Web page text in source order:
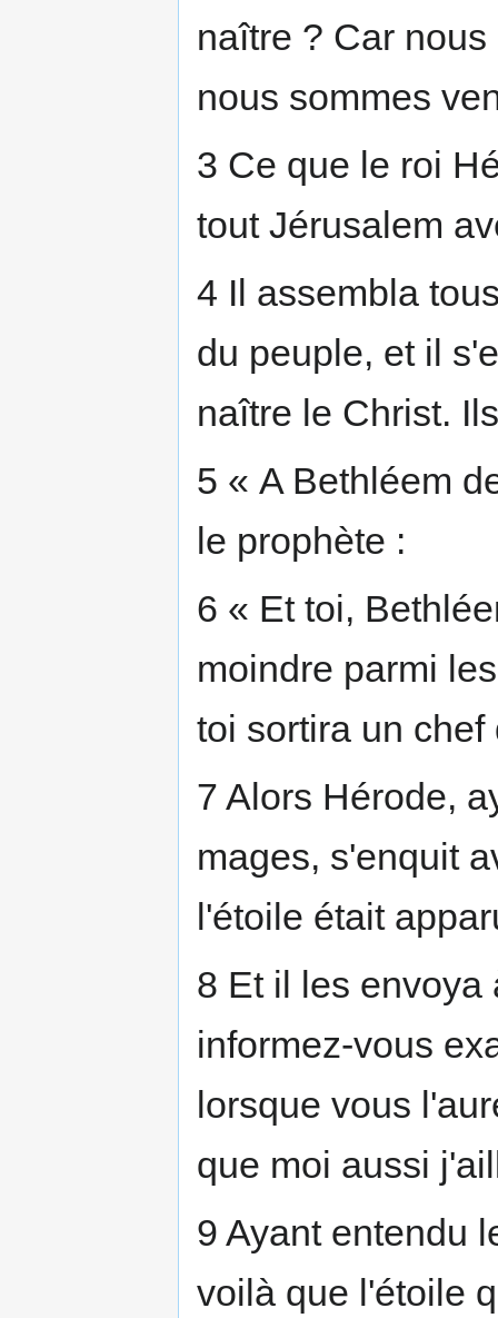
naître ? Car
nous sommes
3 Ce que le roi
tout Jérusalem
4 Il assembla
du peuple, et il
naître le Christ.
5 « A Bethléem
le prophète :
6 « Et toi,
moindre parmi
toi sortira un
7 Alors Hérode,
mages, s'enquit
l'étoile était
8 Et il les envoya
informez-vous
lorsque vous
que moi aussi
9 Ayant entendu
voilà que l'étoile